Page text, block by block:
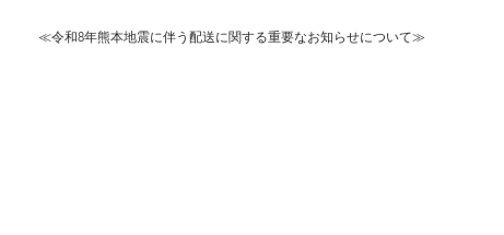
≪令和8年熊本地震に伴う配送に関する重要なお知らせについて≫